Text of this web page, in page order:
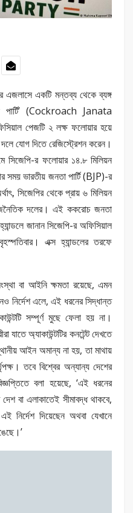
এজলাসে একটি মন্তব্য থেকে ব্যঙ্গ
পার্টি’ (Cockroach Janata
পেজটি ২ লক্ষ ফলোয়ার হয়ে
যোগ দিতে রেজিস্ট্রেশন করেন।
সিজেপি-র ফলোয়ার ১৪.৮ মিলিয়ন
সময় ভারতীয় জনতা পার্টি (BJP)-র
সিজেপির থেকে প্রায় ৬ মিলিয়ন
দলের। এই ককরোচ জনতা
জানান সিজেপি-র অফিসিয়াল
এক্স হ্যান্ডলের তরফে
বা আইনি ক্ষমতা রয়েছে, এমন
নির্দেশ এলে, এই ধরনের সিদ্ধান্ত
সম্পূর্ণ মুছে ফেলা হয় না।
যাতে অ্যাকাউন্টটির কনটেন্ট দেখতে
আইন অমান্য না হয়, তা মাথায়
তবে বিশ্বের অন্যান্য দেশের
বলা হয়েছে, ‘এই ধরনের
দেশ বা এলাকাতেই সীমাবদ্ধ থাকবে,
নির্দেশ দিয়েছেন অথবা যেখানে